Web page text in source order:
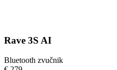
Rave 3S AI
Bluetooth zvučnik